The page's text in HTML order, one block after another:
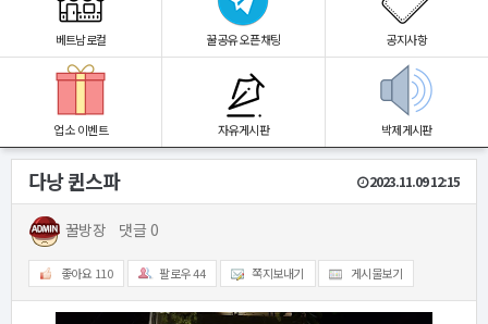
베트남로컬 꿀공유 오픈채팅 공지사항
업소 이벤트 자유게시판 박제게시판
다낭 퀸스파 2023.11.09 12:15
꿀방장 댓글 0
좋아요 110 팔로우44 쪽지보내기 게시물보기